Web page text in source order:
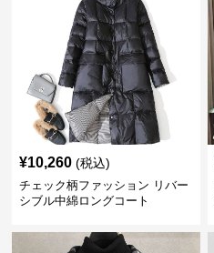
¥10,260 (税込)
チェック柄ファッション リバー
シブル中綿ロングコート